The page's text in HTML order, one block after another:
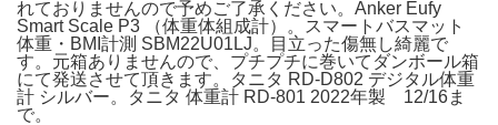
れておりませんので予めご了承ください。Anker Eufy
Smart Scale P3 （体重体組成計）。スマートバスマット
体重・BMI計測 SBM22U01LJ。目立った傷無し綺麗で
す。元箱ありませんので、プチプチに巻いてダンボール箱
にて発送させて頂きます。タニタ RD-D802 デジタル体重
計 シルバー。タニタ 体重計 RD-801 2022年製 12/16ま
で。